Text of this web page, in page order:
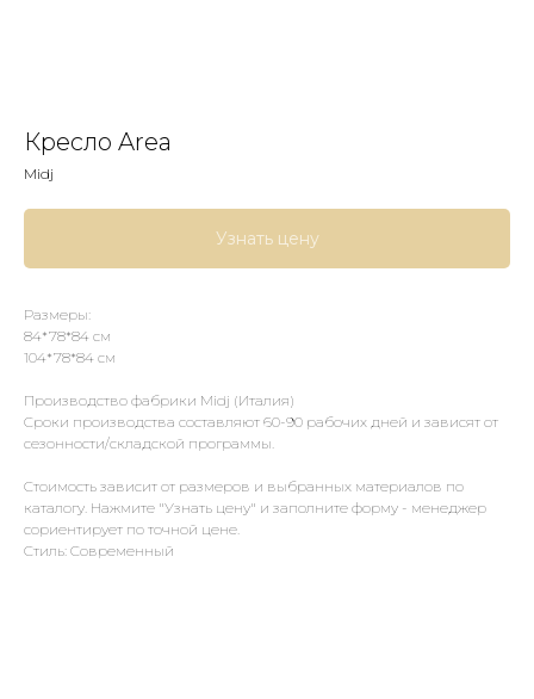
Кресло Area
Midj
Узнать цену
Размеры:
84*78*84 см
104*78*84 см
Производство фабрики Midj (Италия)
Сроки производства составляют 60-90 рабочих дней и зависят от
сезонности/складской программы.
Стоимость зависит от размеров и выбранных материалов по
каталогу. Нажмите "Узнать цену" и заполните форму - менеджер
сориентирует по точной цене.
Стиль: Современный